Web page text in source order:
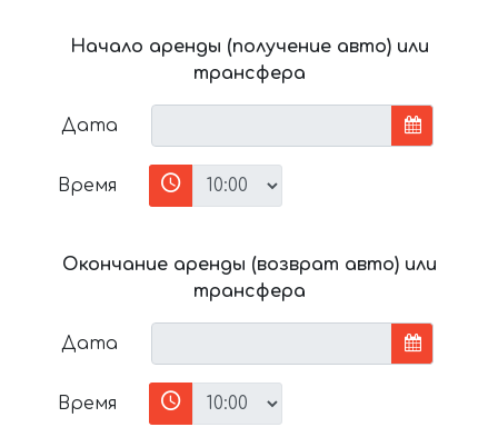
Начало аренды (получение авто) или
трансфера
Дата
Время
Окончание аренды (возврат авто) или
трансфера
Дата
Время